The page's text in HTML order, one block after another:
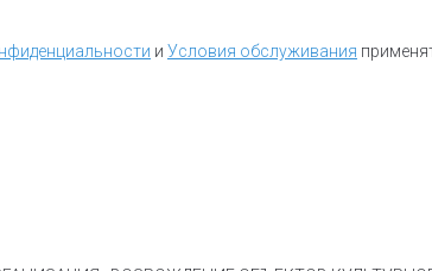
и Условия обслуживания